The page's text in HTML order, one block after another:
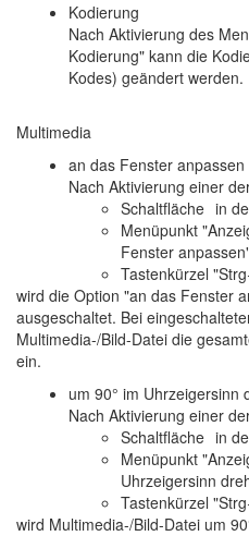
Kodierung
Nach Aktivierung des
Kodierung" kann die
Kodes) geändert werden.
Multimedia
an das Fenster anpassen
Nach Aktivierung einer
Schaltfläche in
Menüpunkt
Fenster
Tastenkürzel
wird die Option "an das Fenster
ausgeschaltet. Bei
Multimedia-/Bild-Datei die
ein.
um 90° im Uhrzeigersinn
Nach Aktivierung einer
Schaltfläche in
Menüpunkt
Uhrzeigersinn
Tastenkürzel
wird Multimedia-/Bild-Datei um